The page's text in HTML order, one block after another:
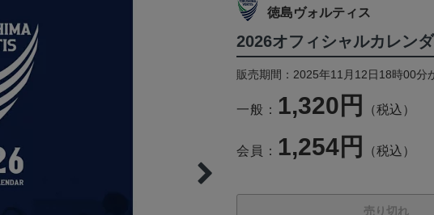
徳島ヴォルティス
2026オフィシャルカレン
販売期間：2025年11月12日18時00分
一般： 1,320円 （税込）
会員： 1,254円 （税込）
売り切れ